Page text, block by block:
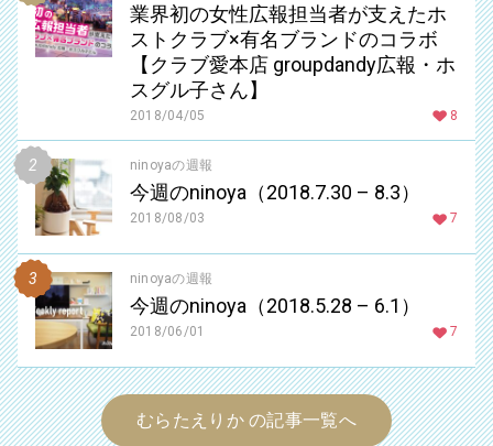
業界初の女性広報担当者が支えたホ
ストクラブ×有名ブランドのコラボ
【クラブ愛本店 groupdandy広報・ホ
スグル子さん】
2018/04/05 8
ninoyaの週報
今週のninoya（2018.7.30 – 8.3）
2018/08/03 7
ninoyaの週報
今週のninoya（2018.5.28 – 6.1）
2018/06/01 7
むらたえりか の記事一覧へ